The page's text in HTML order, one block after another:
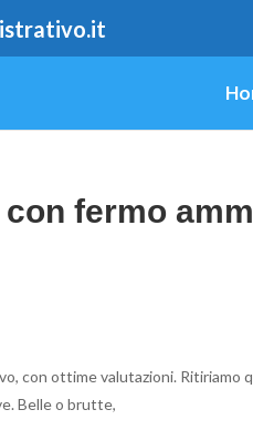
fermo
con ottime valutazioni. Ritiriamo
Belle o brutte,